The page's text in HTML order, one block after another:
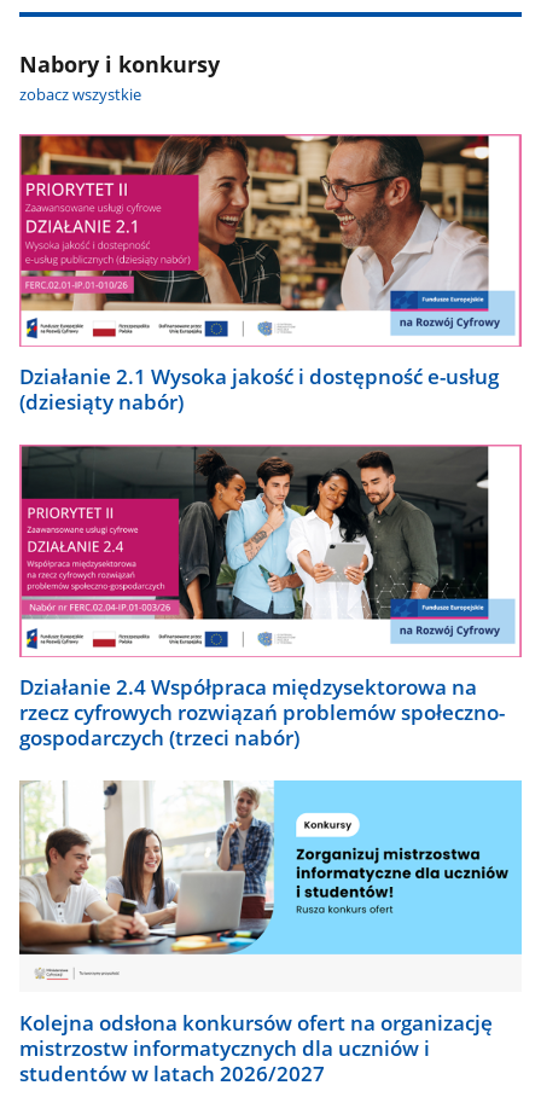
Nabory i konkursy
zobacz wszystkie
Działanie 2.1 Wysoka jakość i dostępność e-usług
(dziesiąty nabór)
Działanie 2.4 Współpraca międzysektorowa na
rzecz cyfrowych rozwiązań problemów społeczno-
gospodarczych (trzeci nabór)
Kolejna odsłona konkursów ofert na organizację
mistrzostw informatycznych dla uczniów i
studentów w latach 2026/2027